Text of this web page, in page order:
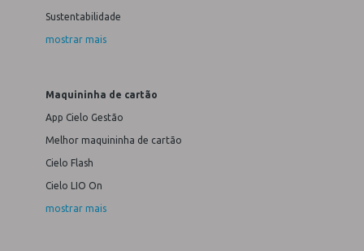
Sustentabilidade
mostrar mais
Maquininha de cartão
App Cielo Gestão
Melhor maquininha de cartão
Cielo Flash
Cielo LIO On
mostrar mais